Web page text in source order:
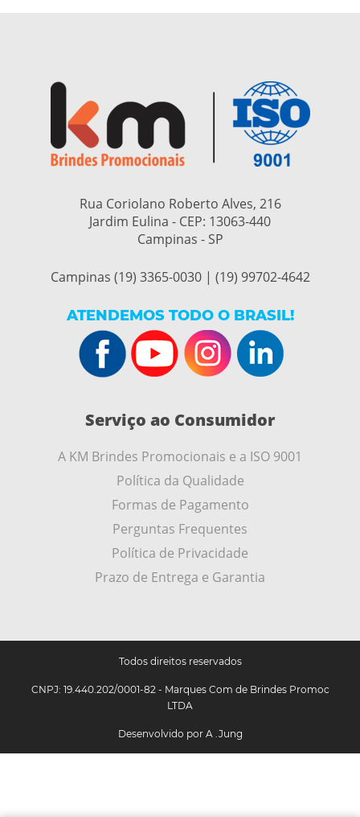
Rua Coriolano Roberto Alves, 216
Jardim Eulina - CEP: 13063-440
Campinas - SP
Campinas (19) 3365-0030 | (19) 99702-4642
ATENDEMOS TODO O BRASIL!
Serviço ao Consumidor
A KM Brindes Promocionais e a ISO 9001
Política da Qualidade
Formas de Pagamento
Perguntas Frequentes
Política de Privacidade
Prazo de Entrega e Garantia
Todos direitos reservados
CNPJ: 19.440.202/0001-82 - Marques Com de Brindes Promoc
LTDA
Desenvolvido por A .Jung